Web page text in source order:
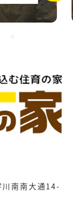
南南大通14-